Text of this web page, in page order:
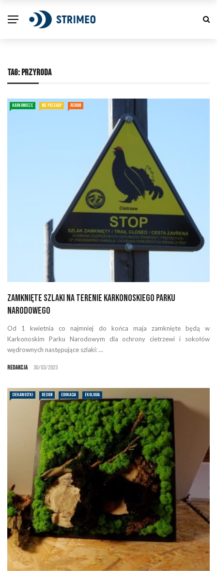
TAG: PRZYRODA
KARKONOSZE NIE PRZEGAP REGION
Zamknięte szlaki na terenie Karkonoskiego Parku
Narodowego
Od 1 kwietnia co najmniej do końca maja zamknięte będą w
Karkonoskim Parku Narodowym dla ochrony cietrzewi i sokołów
wędrownych następujące szlaki: ...
Redakcja 30/03/2023
CIEKAWOSTKI DESIGN EDUKACJA EKOLOGIA